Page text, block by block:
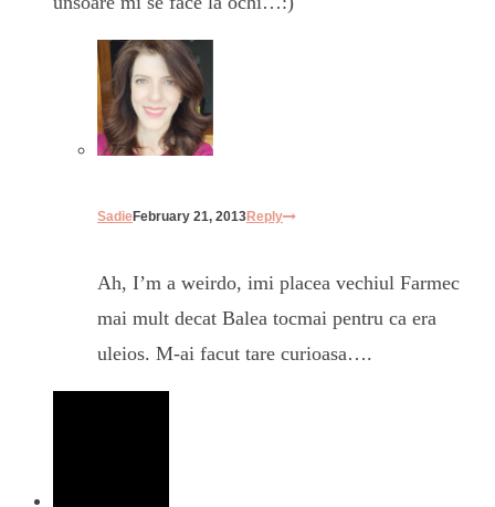
SadieFebruary 21, 2013Reply
Ah, I’m a weirdo, imi placea vechiul Farmec
mai mult decat Balea tocmai pentru ca era
uleios. M-ai facut tare curioasa….